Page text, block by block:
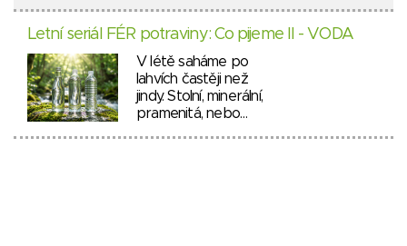
Letní seriál FÉR potraviny: Co pijeme II - VODA
V létě saháme po
lahvích častěji než
jindy. Stolní, minerální,
pramenitá, nebo…